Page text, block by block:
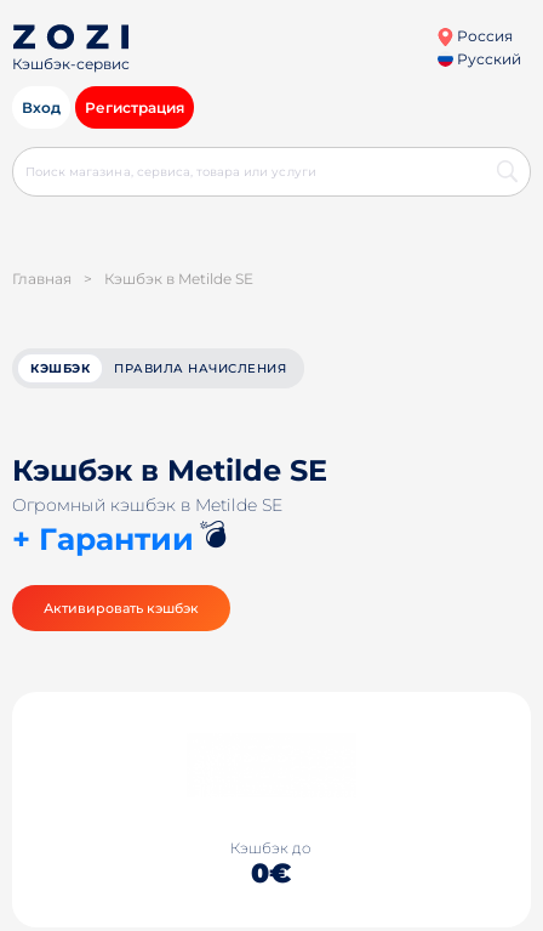
Кэшбэк-сервис
Россия
Русский
Вход Регистрация
Главная > Кэшбэк в Metilde SE
КЭШБЭК ПРАВИЛА НАЧИСЛЕНИЯ
Кэшбэк в Metilde SE
Огромный кэшбэк в Metilde SE
+ Гарантии 💣
Активировать кэшбэк
Кэшбэк до
0€